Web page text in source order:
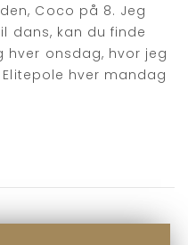
Coco på 8. Jeg
dans, kan du finde
hver onsdag, hvor jeg
hver mandag